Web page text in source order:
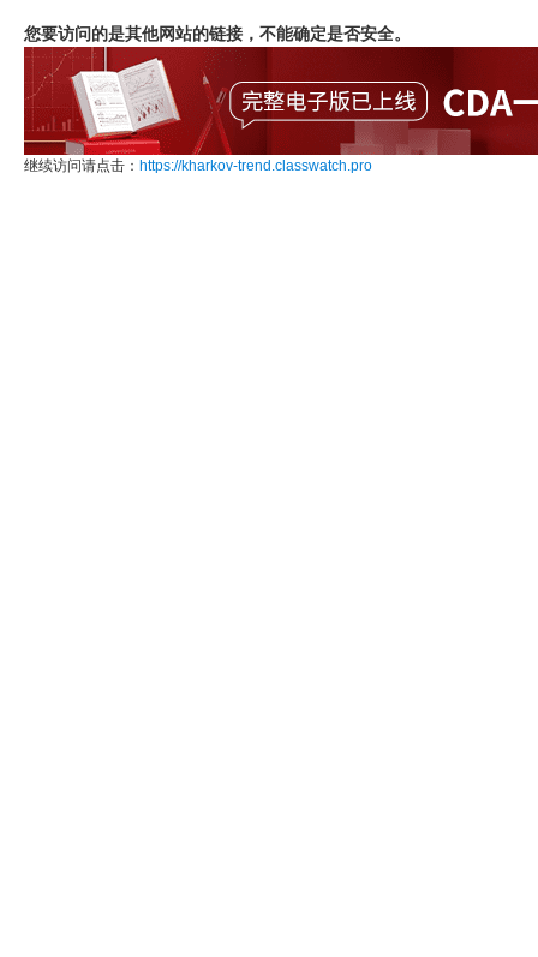
您要访问的是其他网站的链接，不能确定是否安全。
继续访问请点击： https://kharkov-trend.classwatch.pro